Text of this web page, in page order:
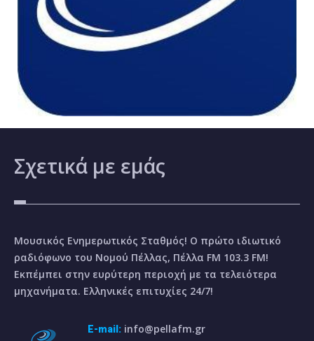
Σχετικά με εμάς
Μουσικός Ενημερωτικός Σταθμός! Ο πρώτο ιδιωτικό
ραδιόφωνο του Νομού Πέλλας, Πέλλα FM 103.3 FM!
Εκπέμπει στην ευρύτερη περιοχή με τα τελειότερα
μηχανήματα. Ελληνικές επιτυχίες 24/7!
E-mail: info@pellafm.gr